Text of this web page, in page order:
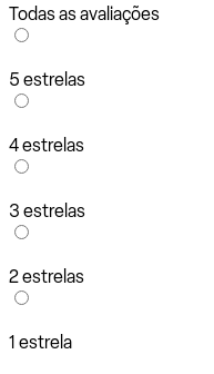
Todas as avaliações
5 estrelas
4 estrelas
3 estrelas
2 estrelas
1 estrela